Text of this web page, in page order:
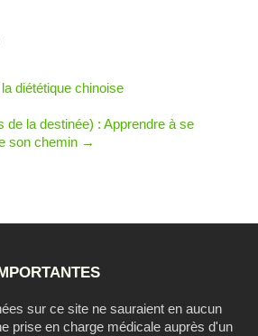
diététique chinoise
de la destinée) : Apprendre à se
son chemin →
sur ce site ne sauraient en aucun
prise en charge médicale auprès d'un